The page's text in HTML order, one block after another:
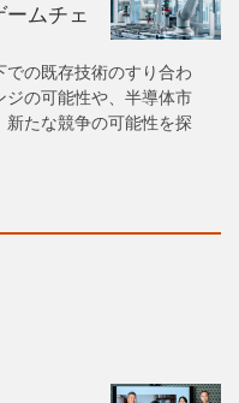
ムチェ
の既存技術のすり合わ
の可能性や、半導体市
たな競争の可能性を探